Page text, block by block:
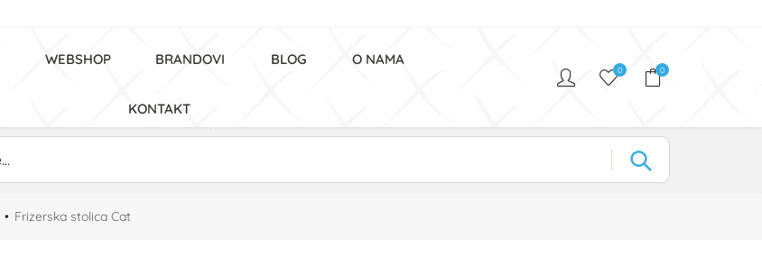
WEBSHOP BRANDOVI BLOG O NAMA
KONTAKT
0 0
Frizerska stolica Cat